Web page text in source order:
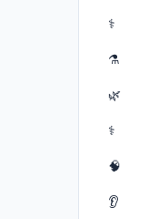
⚕️
⚗️
🌿
⚕️
🧠
👂